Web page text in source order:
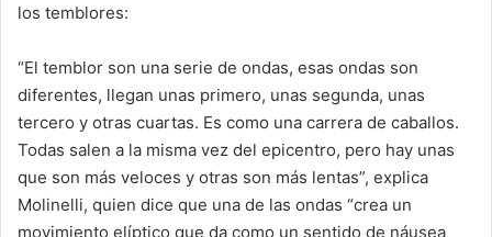
los temblores:
“El temblor son una serie de ondas, esas ondas son
diferentes, llegan unas primero, unas segunda, unas
tercero y otras cuartas. Es como una carrera de caballos.
Todas salen a la misma vez del epicentro, pero hay unas
que son más veloces y otras son más lentas”, explica
Molinelli, quien dice que una de las ondas “crea un
movimiento elíptico que da como un sentido de náusea